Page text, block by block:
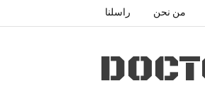
من نحن راسلنا